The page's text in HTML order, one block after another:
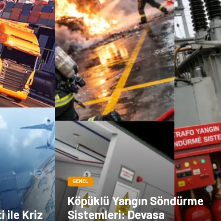
Dernekler ve
Birlikler
Periyodik Kontrol
Moda İthalat İhracat
Alüminyum
Tarım &
Hayvancılık
ile Kriz
GENEL
Köpüklü Yangın Söndürme
Sistemleri: Devasa